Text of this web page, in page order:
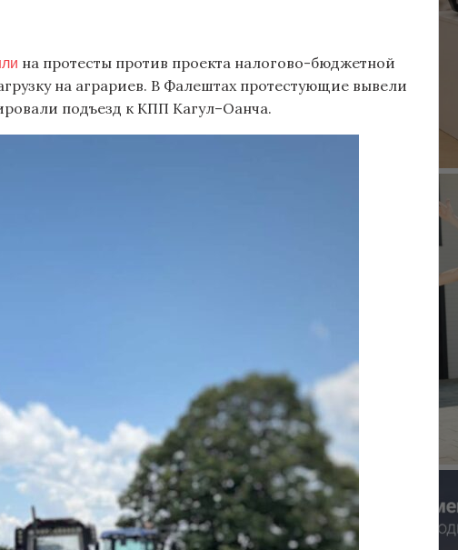
на протесты против проекта налогово-бюджетной
на аграриев. В Фалештах протестующие вывели
подъезд к КПП Кагул–Оанча.